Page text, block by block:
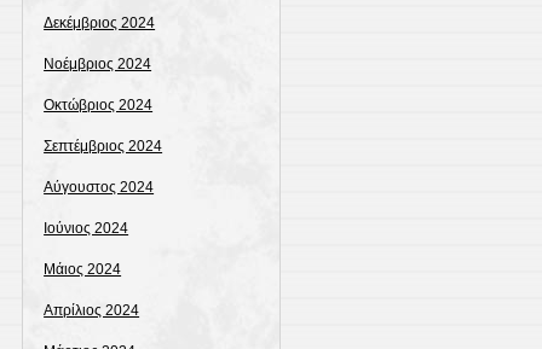
Δεκέμβριος 2024
Νοέμβριος 2024
Οκτώβριος 2024
Σεπτέμβριος 2024
Αύγουστος 2024
Ιούνιος 2024
Μάιος 2024
Απρίλιος 2024